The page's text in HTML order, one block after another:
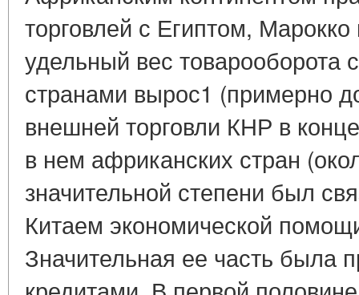
торговлей с Египтом,
удельный вес товарооборота
странами вырос1 (примерно
внешней торговли КНР в
в нем африканских стран
значительной степени был
Китаем экономической
Значительная ее часть была